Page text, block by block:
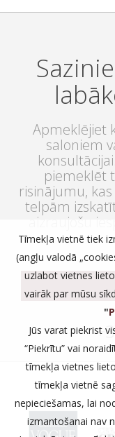
Apmeklējiet
saloniem
piemeklēt
risinājumu,
telpām
aizraujošu
Tīmekļa vietnē tiek
(angļu valodā
uzlabot vietnes
vairāk par mūsu
"
Jūs varat piekrist
“Piekrītu” vai
tīmekļa vietnes
tīmekļa vietnē
nepieciešamas, lai
izmantošanai nav